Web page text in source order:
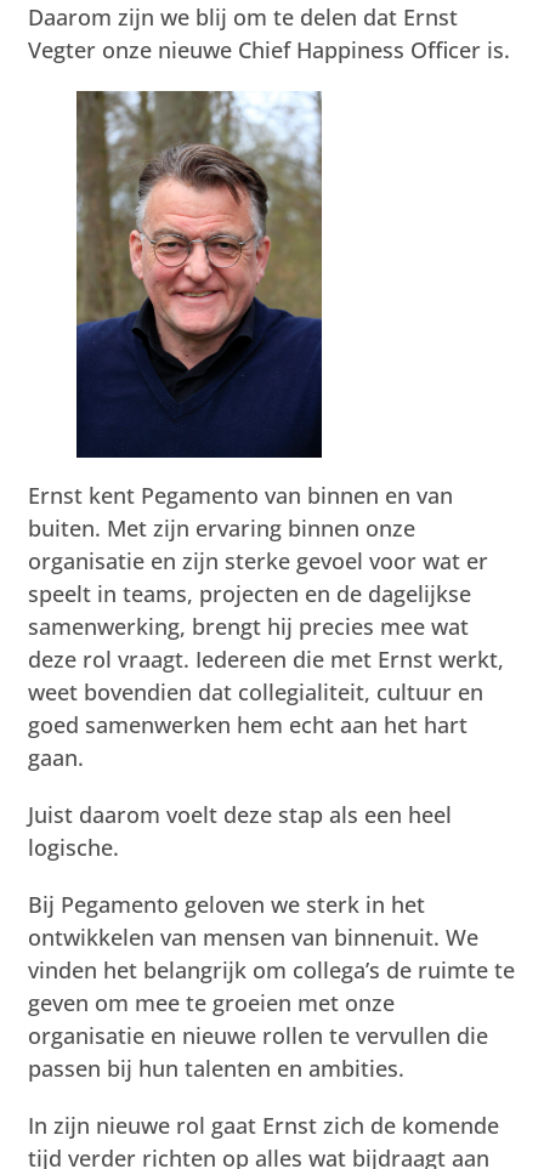
Daarom zijn we blij om te delen dat Ernst
Vegter onze nieuwe Chief Happiness Officer is.
Ernst kent Pegamento van binnen en van
buiten. Met zijn ervaring binnen onze
organisatie en zijn sterke gevoel voor wat er
speelt in teams, projecten en de dagelijkse
samenwerking, brengt hij precies mee wat
deze rol vraagt. Iedereen die met Ernst werkt,
weet bovendien dat collegialiteit, cultuur en
goed samenwerken hem echt aan het hart
gaan.
Juist daarom voelt deze stap als een heel
logische.
Bij Pegamento geloven we sterk in het
ontwikkelen van mensen van binnenuit. We
vinden het belangrijk om collega’s de ruimte te
geven om mee te groeien met onze
organisatie en nieuwe rollen te vervullen die
passen bij hun talenten en ambities.
In zijn nieuwe rol gaat Ernst zich de komende
tijd verder richten op alles wat bijdraagt aan